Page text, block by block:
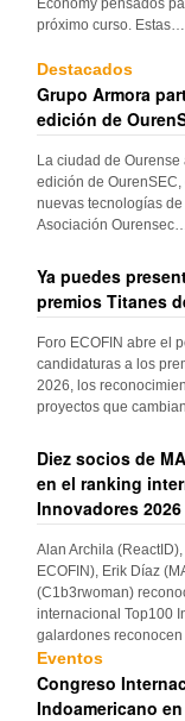
próximo curso. Estas…
Destacados
Grupo Armora
edición de
La ciudad de
edición de
nuevas tecnologías
Asociación Ourensec…
Ya puedes
premios Titanes
Foro ECOFIN abre el
candidaturas a los
2026, los
proyectos que
Diez socios de
en el ranking
Innovadores 2026
Alan Archila
ECOFIN), Erik Díaz
(C1b3rwoman)
internacional Top100
galardones
Eventos
Congreso
Indoamericano